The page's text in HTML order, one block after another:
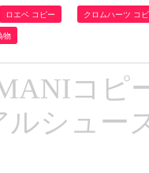
ロエベ コピー クロムハーツ コ
物
コピ
ルシュー